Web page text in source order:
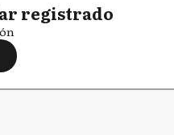
registrado